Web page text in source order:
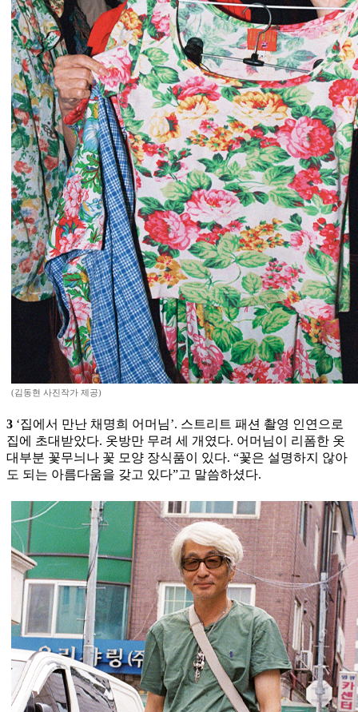
(김동현 사진작가 제공)
3 ‘집에서 만난 채명희 어머님’. 스트리트 패션 촬영 인연으로
집에 초대받았다. 옷방만 무려 세 개였다. 어머님이 리폼한 옷
대부분 꽃무늬나 꽃 모양 장식품이 있다. “꽃은 설명하지 않아
도 되는 아름다움을 갖고 있다”고 말씀하셨다.